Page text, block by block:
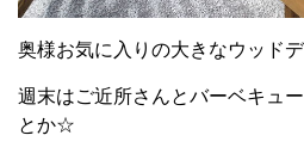
奥様お気に入りの大きなウッドデ
週末はご近所さんとバーベキュ
とか☆